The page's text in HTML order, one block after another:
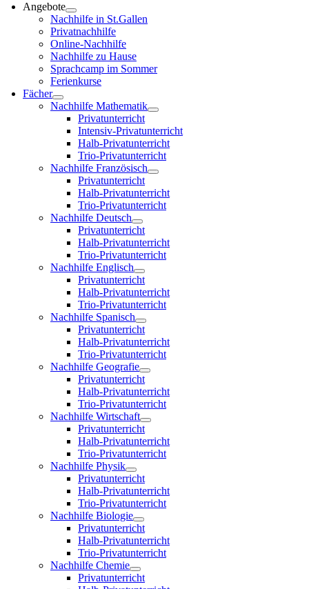
Angebote
Nachhilfe in St.Gallen
Privatnachhilfe
Online-Nachhilfe
Nachhilfe zu Hause
Sprachcamp im Sommer
Ferienkurse
Fächer
Nachhilfe Mathematik
Privatunterricht
Intensiv-Privatunterricht
Halb-Privatunterricht
Trio-Privatunterricht
Nachhilfe Französisch
Privatunterricht
Halb-Privatunterricht
Trio-Privatunterricht
Nachhilfe Deutsch
Privatunterricht
Halb-Privatunterricht
Trio-Privatunterricht
Nachhilfe Englisch
Privatunterricht
Halb-Privatunterricht
Trio-Privatunterricht
Nachhilfe Spanisch
Privatunterricht
Halb-Privatunterricht
Trio-Privatunterricht
Nachhilfe Geografie
Privatunterricht
Halb-Privatunterricht
Trio-Privatunterricht
Nachhilfe Wirtschaft
Privatunterricht
Halb-Privatunterricht
Trio-Privatunterricht
Nachhilfe Physik
Privatunterricht
Halb-Privatunterricht
Trio-Privatunterricht
Nachhilfe Biologie
Privatunterricht
Halb-Privatunterricht
Trio-Privatunterricht
Nachhilfe Chemie
Privatunterricht